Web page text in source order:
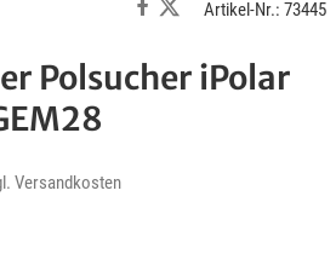
Artikel-Nr.: 73445
Polsucher iPolar
Versandkosten